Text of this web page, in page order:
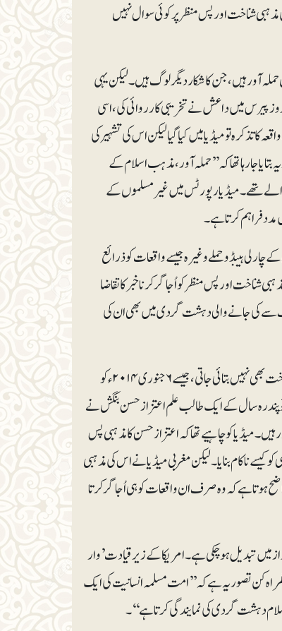
قتل کیا تھا لیکن میڈیا نے اس کی مذہبی شناخت اور پس منظر پر کوئی سوال نہیں
آور ہیں، جن کا شکار دیگر لوگ ہیں۔ لیکن یہی
روزپیرس میں داعش نے تخریبی کارروائی کی، اسی
بیروت کے واقعہ کا تذکرہ تو میڈیا میں کیا گیا لیکن اس کی تشہیر کی
جا رہا تھا کہ ’’حملہ آور، مذہب اسلام کے
تھے۔ میڈیا رپورٹس میں غیر مسلموں کے
مدد فراہم کرتا ہے۔
ہیبڈو حملے وغیرہ جیسے واقعات کو ذرائع
شناخت اور پس منظر کو اُجاگر کرنا خبر کا تقاضا
سے کی جانے والی دہشت گرد ی میں بھی ان کی
اسی طرح اگر کوئی شخص جان دے کر دہشت گردی کی کارروائی کو روکنے کی کوشش کرے تو اس کی شناخت بھی نہیں بتائی جاتی، جیسے ۶جنوری ۲۰۱۴ءکو
سال کے ایک طالب علم اعتزاز حسن بنگش نے
میڈیا کو چاہیے تھا کہ اعتزاز حسن کا مذہبی پس
ناکام بنایا۔ لیکن مغربی میڈیا نے اس کی مذہبی
ہوتا ہے کہ وہ صرف ان واقعات کو ہی اُجاگر کرتا
میں تبدیل ہو چکی ہے۔ امریکا کے زیر قیادت ’وار
کن تصور یہ ہے کہ ’’امت مسلمہ انسانیت کی ایک
دہشت گردی کی نمایندگی کرتا ہے‘‘۔